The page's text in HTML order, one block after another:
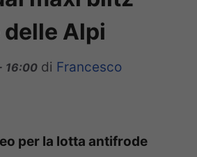
Alpi
16:00 di Francesco
per la lotta antifrode